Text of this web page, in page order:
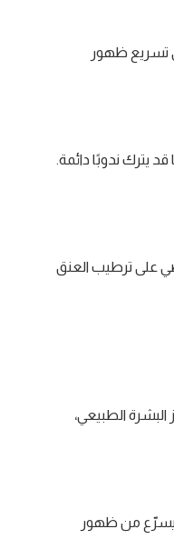
تسريع ظهور
يترك ندوبًا دائمة.
على ترطيب العنق
الطبيعي،
يسرّع من ظهور